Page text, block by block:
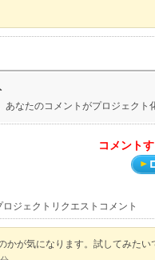
なたのコメントがプロジェク
コメント
ジェクトリクエストコメント
かが気になります。試してみたい